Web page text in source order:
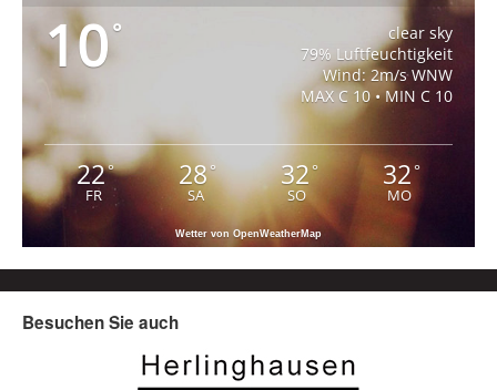
10°
clear sky
79% Luftfeuchtigkeit
Wind: 2m/s WNW
MAX C 10 • MIN C 10
22°
FR
28°
SA
32°
SO
32°
MO
Wetter von OpenWeatherMap
Besuchen Sie auch